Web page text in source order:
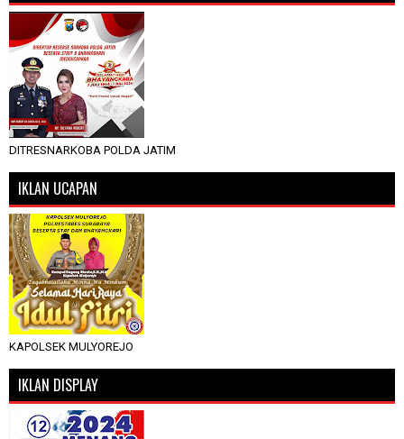
DITRESNARKOBA POLDA JATIM
IKLAN UCAPAN
KAPOLSEK MULYOREJO
IKLAN DISPLAY